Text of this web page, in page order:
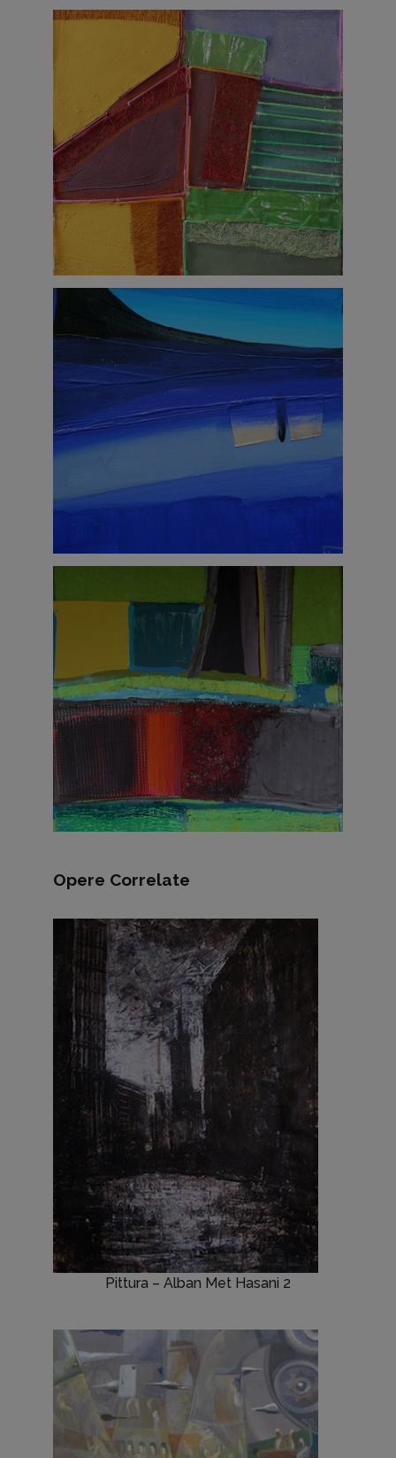
Opere Correlate
Pittura – Alban Met Hasani 2